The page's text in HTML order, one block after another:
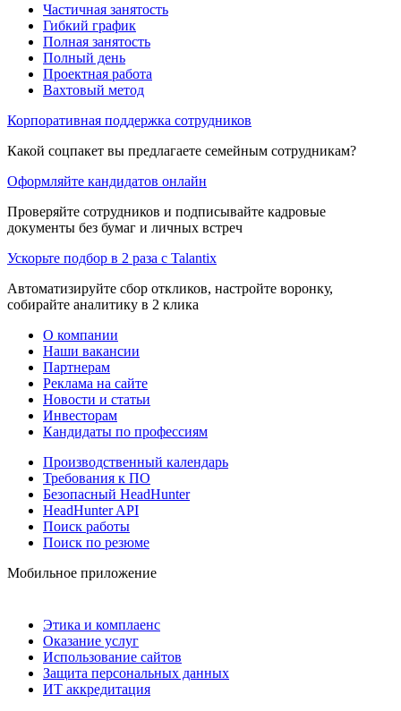
Частичная занятость
Гибкий график
Полная занятость
Полный день
Проектная работа
Вахтовый метод
Корпоративная поддержка сотрудников
Какой соцпакет вы предлагаете семейным сотрудникам?
Оформляйте кандидатов онлайн
Проверяйте сотрудников и подписывайте кадровые
документы без бумаг и личных встреч
Ускорьте подбор в 2 раза с Talantix
Автоматизируйте сбор откликов, настройте воронку,
собирайте аналитику в 2 клика
О компании
Наши вакансии
Партнерам
Реклама на сайте
Новости и статьи
Инвесторам
Кандидаты по профессиям
Производственный календарь
Требования к ПО
Безопасный HeadHunter
HeadHunter API
Поиск работы
Поиск по резюме
Мобильное приложение
Этика и комплаенс
Оказание услуг
Использование сайтов
Защита персональных данных
ИТ аккредитация